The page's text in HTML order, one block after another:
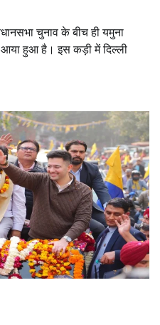
चुनाव के बीच ही यमुना
आया हुआ है। इस कड़ी में दिल्ली